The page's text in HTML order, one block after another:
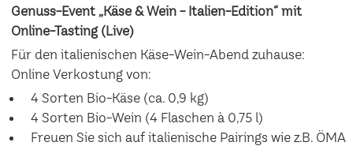
Genuss-Event „Käse & Wein - Italien-Edition“ mit
Online-Tasting (Live)
Für den italienischen Käse-Wein-Abend zuhause:
Online Verkostung von:
4 Sorten Bio-Käse (ca. 0,9 kg)
4 Sorten Bio-Wein (4 Flaschen à 0,75 l)
Freuen Sie sich auf italienische Pairings wie z.B. ÖMA